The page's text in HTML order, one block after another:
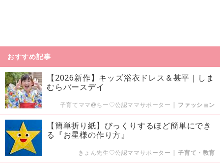
おすすめ記事
【2026新作】キッズ浴衣ドレス＆甚平｜しま
むらバースデイ
子育てママ@ちー♡公認ママサポーター | ファッション
【簡単折り紙】びっくりするほど簡単にでき
る『お星様の作り方』
きょん先生♡公認ママサポーター |子育て・教育